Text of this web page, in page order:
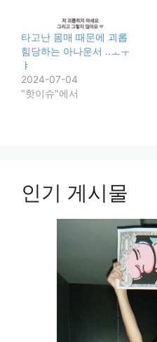
타고난 몸매 때문에 괴롭
힘당하는 아나운서 ..ㅗㅜ
ㅑ
2024-07-04
"핫이슈"에서
인기 게시물